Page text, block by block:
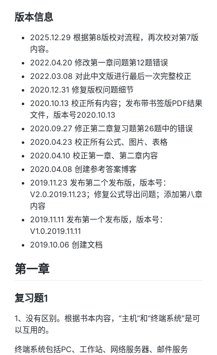
版本信息
2025.12.29 根据第8版校对流程，再次校对第7版
内容。
2022.04.20 修改第一章问题第12题错误
2022.03.08 对此中文版进行最后一次完整校正
2020.12.31 修复版权问题细节
2020.10.13 校正所有内容；发布带书签版PDF结果
文件，版本号2020.10.13
2020.09.27 修正第二章复习题第26题中的错误
2020.04.23 校正所有公式、图片、表格
2020.04.10 校正第一章、第二章内容
2020.04.08 创建参考答案博客
2019.11.23 发布第二个发布版，版本号：
V2.0.2019.11.23；修复公式导出问题；添加第八章
内容
2019.11.11 发布第一个发布版，版本号：
V1.0.2019.11.11
2019.10.06 创建文档
第一章
复习题1
1、没有区别。根据书本内容，“主机”和“终端系统”是可
以互用的。
终端系统包括PC、工作站、网络服务器、邮件服务